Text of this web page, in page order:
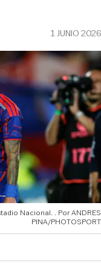
1 JUNIO 2026
Nacional.
ANDRES
PINA/PHOTOSPORT